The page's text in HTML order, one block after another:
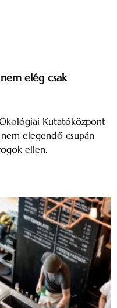
elég csak
Kutatóközpont
elegendő csupán
ellen.